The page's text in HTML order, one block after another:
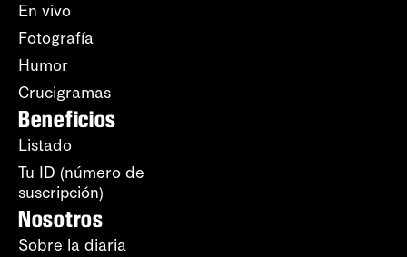
En vivo
Fotografía
Humor
Crucigramas
Beneficios
Listado
Tu ID (número de
suscripción)
Nosotros
Sobre la diaria